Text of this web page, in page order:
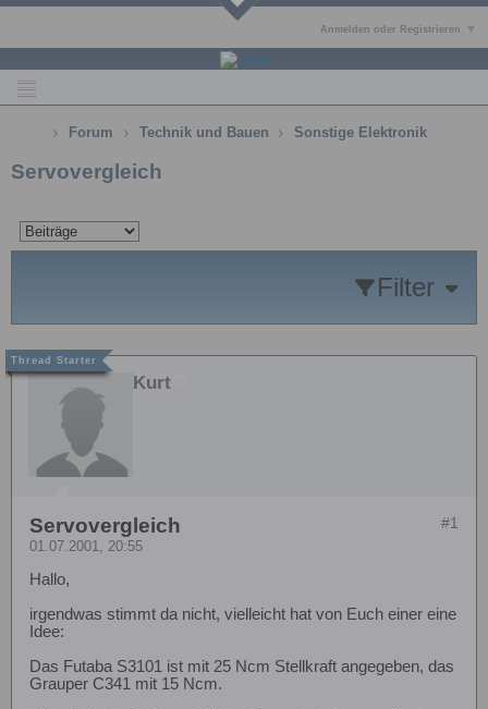
Anmelden oder Registrieren
Forum Technik und Bauen Sonstige Elektronik
Servovergleich
Filter
Kurt
#1
Servovergleich
01.07.2001, 20:55
Hallo,
irgendwas stimmt da nicht, vielleicht hat von Euch einer eine
Idee:
Das Futaba S3101 ist mit 25 Ncm Stellkraft angegeben, das
Grauper C341 mit 15 Ncm.